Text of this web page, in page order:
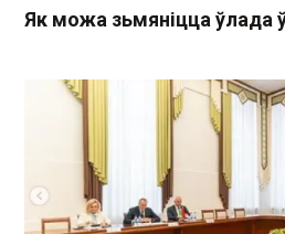
Як можа зьмяніцца ўлада